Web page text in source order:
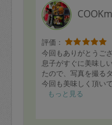
評価：
今回もありがとうご
息子がすぐに美味し
たので、写真を撮る
今回も美味しく頂い
欲を言えば、生野菜
ツがすぐに食べら
もっと見る